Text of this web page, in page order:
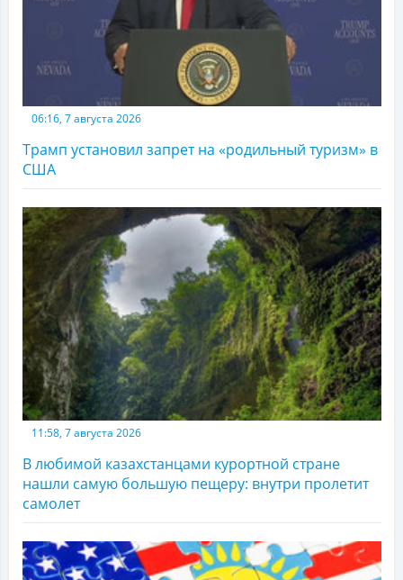
06:16, 7 августа 2026
Трамп установил запрет на «родильный туризм» в
США
11:58, 7 августа 2026
В любимой казахстанцами курортной стране
нашли самую большую пещеру: внутри пролетит
самолет